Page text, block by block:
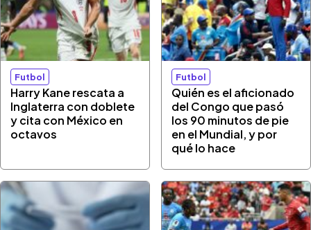
Futbol
Harry Kane rescata a
Inglaterra con doblete
y cita con México en
octavos
Futbol
Quién es el aficionado
del Congo que pasó
los 90 minutos de pie
en el Mundial, y por
qué lo hace